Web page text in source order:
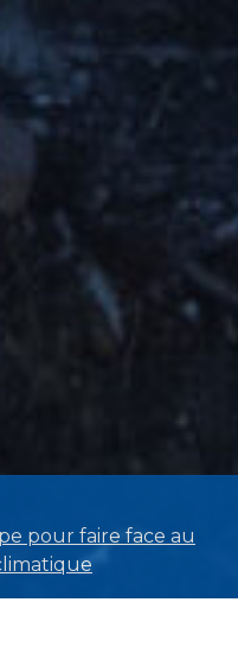
pour faire face au